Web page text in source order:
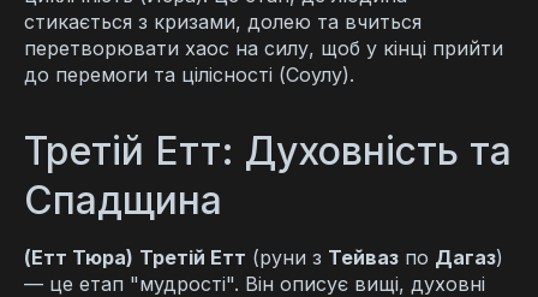
стикається з кризами, долею та вчиться
перетворювати хаос на силу, щоб у кінці прийти
до перемоги та цілісності (Соулу).
Третій Етт: Духовність та
Спадщина
(Етт Тюра) Третій Етт (руни з Тейваз по Дагаз)
— це етап "мудрості". Він описує вищі, духовні